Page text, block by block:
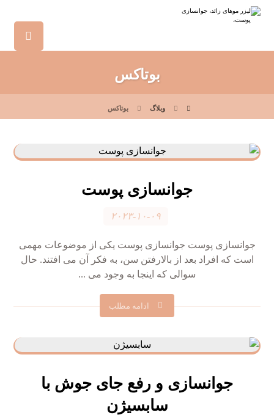
بوتاکس
وبلاگ بوتاکس
جوانسازی پوست
۲۰۲۳-۱۰-۰۹
جوانسازی پوست جوانسازی پوست یکی از موضوعات مهمی
است که افراد بعد از بالارفتن سن، به فکر آن می افتند. حال
سوالی که اینجا به وجود می ...
ادامه مطلب
جوانسازی و رفع جای جوش با
سابسیژن